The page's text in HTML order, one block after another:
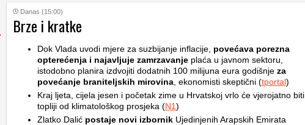
Danas (15:00)
Brze i kratke
Dok Vlada uvodi mjere za suzbijanje inflacije, povećava porezna
opterećenja i najavljuje zamrzavanje plaća u javnom sektoru,
istodobno planira izdvojiti dodatnih 100 milijuna eura godišnje za
povećanje braniteljskih mirovina , ekonomisti skeptični (tportal)
Kraj ljeta, cijela jesen i početak zime u Hrvatskoj vrlo će vjerojatno biti
topliji od klimatološkog prosjeka (N1)
Zlatko Dalić postaje novi izbornik Ujedinjenih Arapskih Emirata